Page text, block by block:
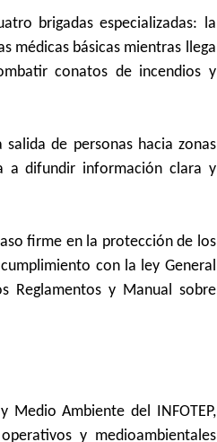
brigadas especializadas: la
médicas básicas mientras llega
conatos de incendios y
de personas hacia zonas
a difundir información clara y
firme en la protección de los
con la ley General
Reglamentos y Manual sobre
Medio Ambiente del INFOTEP,
y medioambientales